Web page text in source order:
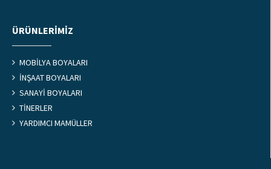
ÜRÜNLERIMIZ
MOBİLYA BOYALARI
İNŞAAT BOYALARI
SANAYİ BOYALARI
TİNERLER
YARDIMCI MAMÜLLER